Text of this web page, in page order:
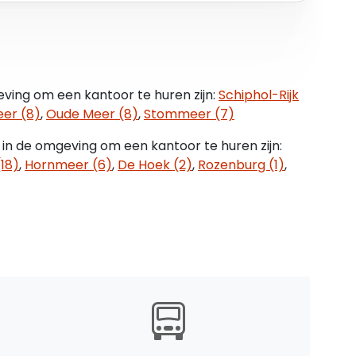
– Verzamelterrein’ tot en met categorie
Gebied Oost’. Voor uitgebreide informatie over
opnemen met de gemeente Aalsmeer.
model
om een kantoor te huren zijn: Schiphol-Rijk
(8),Oude Meer (8),Stommeer (7)
de omgeving om een kantoor te huren zijn:
, Hornmeer (6), De Hoek (2), Rozenburg (1),